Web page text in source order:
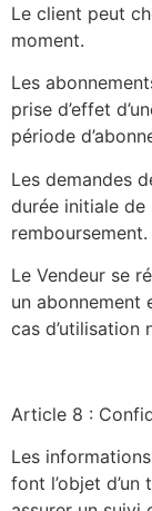
Le client peut
moment.
Les
prise d’effet
période
Les demandes
durée initiale de
remboursement.
Le Vendeur se
un abonnement
cas d’utilisation
Article 8 :
Les
font l’objet